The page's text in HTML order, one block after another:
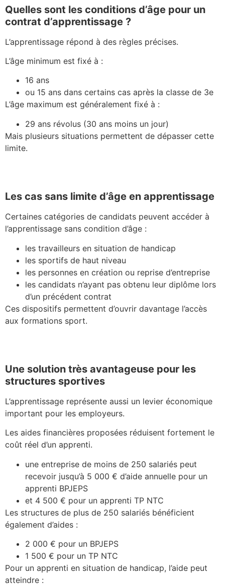
Quelles sont les conditions d’âge pour un
contrat d’apprentissage ?
L’apprentissage répond à des règles précises.
L’âge minimum est fixé à :
16 ans
ou 15 ans dans certains cas après la classe de 3e
L’âge maximum est généralement fixé à :
29 ans révolus (30 ans moins un jour)
Mais plusieurs situations permettent de dépasser cette
limite.
Les cas sans limite d’âge en apprentissage
Certaines catégories de candidats peuvent accéder à
l’apprentissage sans condition d’âge :
les travailleurs en situation de handicap
les sportifs de haut niveau
les personnes en création ou reprise d’entreprise
les candidats n’ayant pas obtenu leur diplôme lors
d’un précédent contrat
Ces dispositifs permettent d’ouvrir davantage l’accès
aux formations sport.
Une solution très avantageuse pour les
structures sportives
L’apprentissage représente aussi un levier économique
important pour les employeurs.
Les aides financières proposées réduisent fortement le
coût réel d’un apprenti.
une entreprise de moins de 250 salariés peut
recevoir jusqu’à 5 000 € d’aide annuelle pour un
apprenti BPJEPS
et 4 500 € pour un apprenti TP NTC
Les structures de plus de 250 salariés bénéficient
également d’aides :
2 000 € pour un BPJEPS
1 500 € pour un TP NTC
Pour un apprenti en situation de handicap, l’aide peut
atteindre :